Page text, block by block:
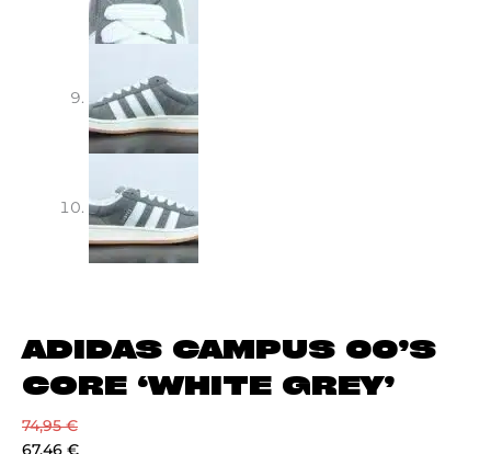
ADIDAS CAMPUS 00’S
CORE ‘WHITE GREY’
74,95€
67,46 €